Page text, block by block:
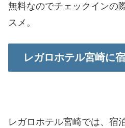
無料なのでチェックインの
スメ。
レガロホテル宮崎に
レガロホテル宮崎では、宿